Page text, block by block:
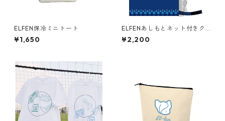
ELFEN保冷ミニトート
¥1,650
ELFENあしもとネット付きク
ッション
¥2,200